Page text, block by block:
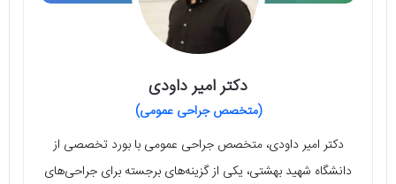
دکتر امیر داودی
(متخصص جراحی عمومی)
دکتر امیر داودی، متخصص جراحی عمومی با بورد تخصصی از
دانشگاه شهید بهشتی، یکی از گزینه‌های برجسته برای جراحی‌های